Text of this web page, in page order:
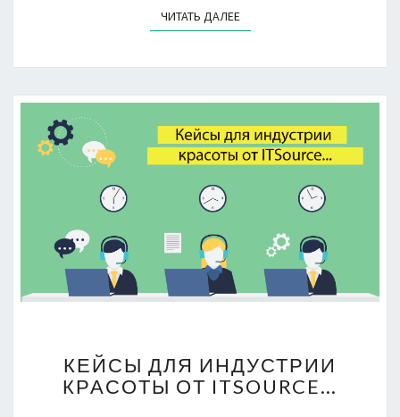
ЧИТАТЬ ДАЛЕЕЧИТАТЬ ДАЛЕЕ
ДЛЯ
ИНДУСТРИИ
КЕЙСЫ ДЛЯ ИНДУСТРИИ
КРАСОТЫ ОТ ITSOURCE…